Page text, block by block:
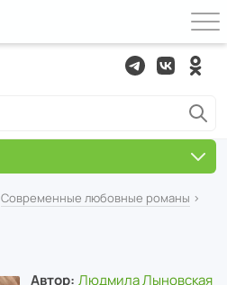
Современные любовные романы ›
Автор: Людмила Лыновская